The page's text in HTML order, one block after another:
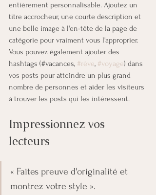
entièrement personnalisable. Ajoutez un
titre accrocheur, une courte description et
une belle image à l'en-tête de la page de
catégorie pour vraiment vous l'approprier.
Vous pouvez également ajouter des
hashtags (#vacances, #rêve, #voyage) dans
vos posts pour atteindre un plus grand
nombre de personnes et aider les visiteurs
à trouver les posts qui les intéressent.
Impressionnez vos
lecteurs
« Faites preuve d'originalité et
montrez votre style ».